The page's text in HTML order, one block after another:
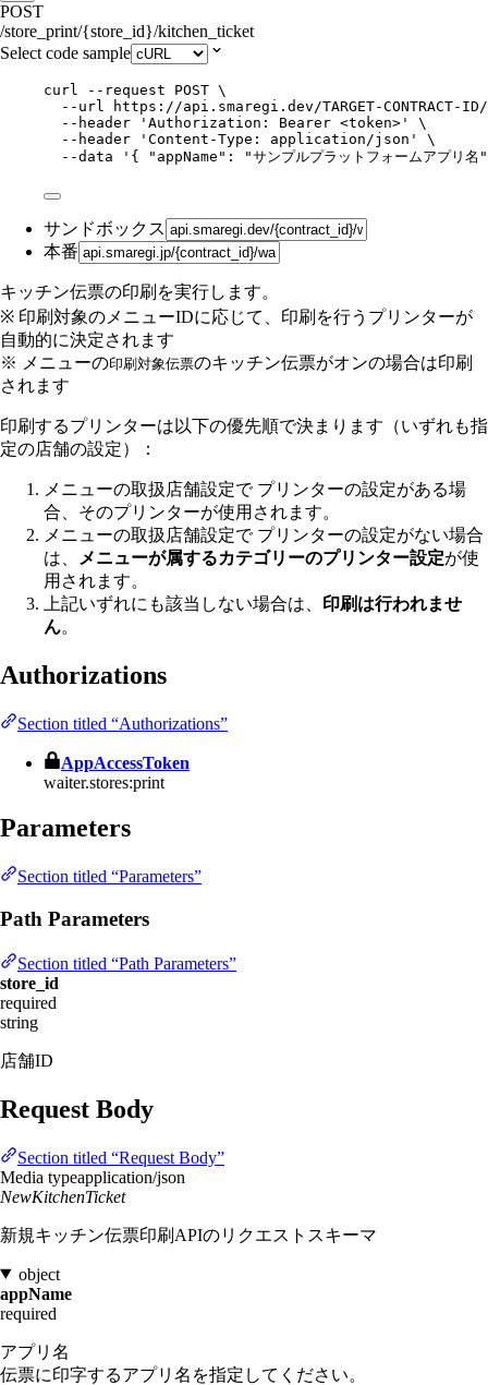
POST
/store_print/{store_id}/kitchen_ticket
Select code sample
curl --request POST \
--url
https://api.smaregi.dev/TARGET-
--header
' Authorization: Bearer <token> '
\
--header
' Content-Type: application/json '
\
--data
' { "appName": "サンプルプラットフォー
サンドボックス
本番
キッチン伝票の印刷を実行します。
※ 印刷対象のメニューIDに応じて、印刷を行うプリンターが
自動的に決定されます
※ メニューの印刷対象伝票のキッチン伝票がオンの場合は印刷
されます
印刷するプリンターは以下の優先順で決まります（いずれも指
定の店舗の設定）：
メニューの取扱店舗設定で プリンターの設定がある場
合、そのプリンターが使用されます。
メニューの取扱店舗設定で プリンターの設定がない場合
は、
メニューが属するカテゴリーのプリンター設定が使
用されます。
上記いずれにも該当しない場合は、 印刷は行われませ
ん。
Authorizations
Section titled “Authorizations”
AppAccessToken
waiter.stores:print
Parameters
Section titled “Parameters”
Path Parameters
Section titled “Path Parameters”
store_id
required
string
店舗ID
Request Body
Section titled “Request Body”
Media typeapplication/json
NewKitchenTicket
新規キッチン伝票印刷APIのリクエストスキーマ
object
appName
required
アプリ名
伝票に印字するアプリ名を指定してください。